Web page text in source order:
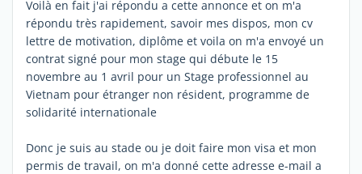
Voilà en fait j'ai répondu a cette annonce et on m'a
répondu très rapidement, savoir mes dispos, mon cv
lettre de motivation, diplôme et voila on m'a envoyé un
contrat signé pour mon stage qui débute le 15
novembre au 1 avril pour un Stage professionnel au
Vietnam pour étranger non résident, programme de
solidarité internationale
Donc je suis au stade ou je doit faire mon visa et mon
permis de travail, on m'a donné cette adresse e-mail a